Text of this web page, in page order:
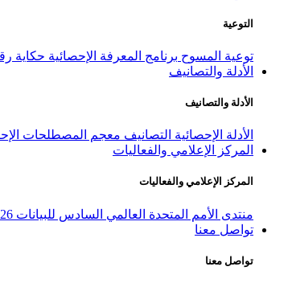
التوعية
توعية المسوح برنامج المعرفة الإحصائية حكاية
الأدلة والتصانيف
الأدلة والتصانيف
الأدلة الإحصائية التصانيف معجم المصطلحات
المركز الإعلامي والفعاليات
المركز الإعلامي والفعاليات
منتدى الأمم المتحدة العالمي السادس للبيانات 2026
تواصل معنا
تواصل معنا